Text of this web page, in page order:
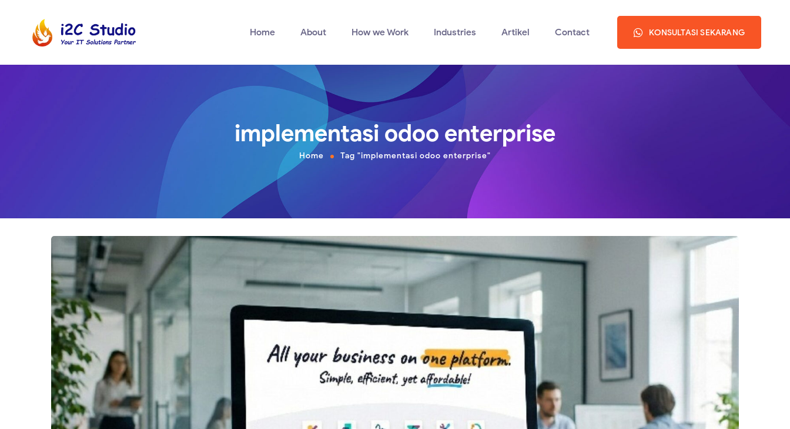
Home About How we Work Industries Artikel Contact KONSULTASI SEKARANG
implementasi odoo enterprise
Home Tag "implementasi odoo enterprise"